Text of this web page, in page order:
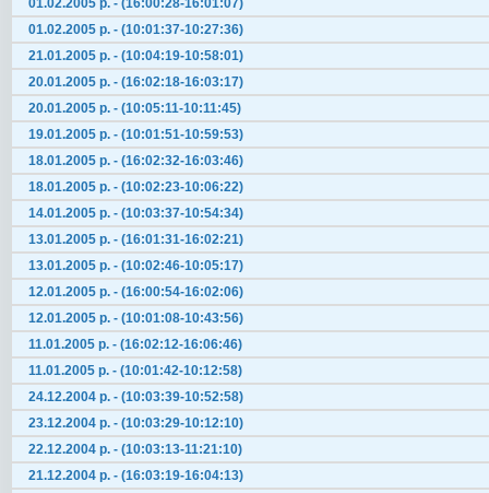
01.02.2005 р. - (16:00:28-16:01:07)
01.02.2005 р. - (10:01:37-10:27:36)
21.01.2005 р. - (10:04:19-10:58:01)
20.01.2005 р. - (16:02:18-16:03:17)
20.01.2005 р. - (10:05:11-10:11:45)
19.01.2005 р. - (10:01:51-10:59:53)
18.01.2005 р. - (16:02:32-16:03:46)
18.01.2005 р. - (10:02:23-10:06:22)
14.01.2005 р. - (10:03:37-10:54:34)
13.01.2005 р. - (16:01:31-16:02:21)
13.01.2005 р. - (10:02:46-10:05:17)
12.01.2005 р. - (16:00:54-16:02:06)
12.01.2005 р. - (10:01:08-10:43:56)
11.01.2005 р. - (16:02:12-16:06:46)
11.01.2005 р. - (10:01:42-10:12:58)
24.12.2004 р. - (10:03:39-10:52:58)
23.12.2004 р. - (10:03:29-10:12:10)
22.12.2004 р. - (10:03:13-11:21:10)
21.12.2004 р. - (16:03:19-16:04:13)